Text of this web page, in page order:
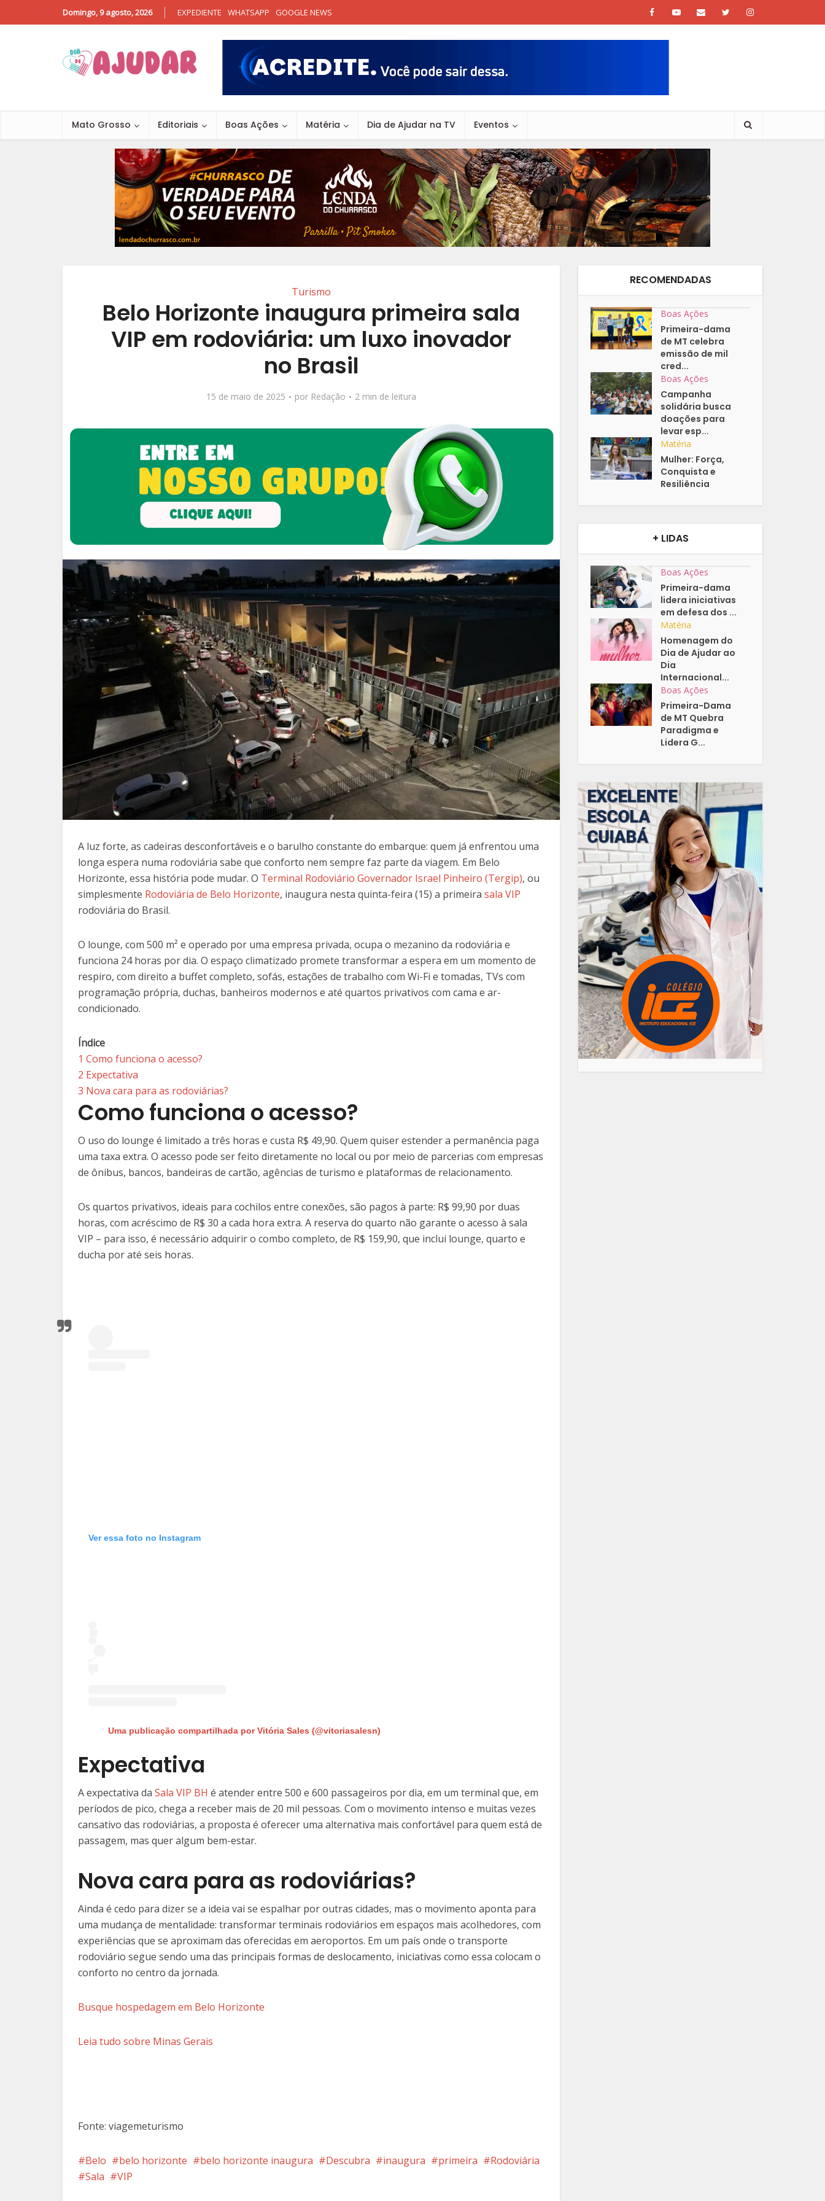
Domingo, 9 agosto, 2026 EXPEDIENTE WHATSAPP GOOGLE NEWS
Mato Grosso Editoriais Boas Ações Matéria Dia de Ajudar na TV Eventos
Turismo
Belo Horizonte inaugura primeira sala
VIP em rodoviária: um luxo inovador
no Brasil
15 de maio de 2025 por Redação 2 min de leitura
A luz forte, as cadeiras desconfortáveis e o barulho constante do embarque: quem já enfrentou uma
longa espera numa rodoviária sabe que conforto nem sempre faz parte da viagem. Em Belo
Horizonte, essa história pode mudar. O Terminal Rodoviário Governador Israel Pinheiro (Tergip), ou
simplesmente Rodoviária de Belo Horizonte, inaugura nesta quinta-feira (15) a primeira sala VIP
rodoviária do Brasil.
O lounge, com 500 m² e operado por uma empresa privada, ocupa o mezanino da rodoviária e
funciona 24 horas por dia. O espaço climatizado promete transformar a espera em um momento de
respiro, com direito a buffet completo, sofás, estações de trabalho com Wi-Fi e tomadas, TVs com
programação própria, duchas, banheiros modernos e até quartos privativos com cama e ar-
condicionado.
Índice
1 Como funciona o acesso?
2 Expectativa
3 Nova cara para as rodoviárias?
Como funciona o acesso?
O uso do lounge é limitado a três horas e custa R$ 49,90. Quem quiser estender a permanência paga
uma taxa extra. O acesso pode ser feito diretamente no local ou por meio de parcerias com empresas
de ônibus, bancos, bandeiras de cartão, agências de turismo e plataformas de relacionamento.
Os quartos privativos, ideais para cochilos entre conexões, são pagos à parte: R$ 99,90 por duas
horas, com acréscimo de R$ 30 a cada hora extra. A reserva do quarto não garante o acesso à sala
VIP – para isso, é necessário adquirir o combo completo, de R$ 159,90, que inclui lounge, quarto e
ducha por até seis horas.
Ver essa foto no Instagram
Uma publicação compartilhada por Vitória Sales (@vitoriasalesn)
Expectativa
A expectativa da Sala VIP BH é atender entre 500 e 600 passageiros por dia, em um terminal que, em
períodos de pico, chega a receber mais de 20 mil pessoas. Com o movimento intenso e muitas vezes
cansativo das rodoviárias, a proposta é oferecer uma alternativa mais confortável para quem está de
passagem, mas quer algum bem-estar.
Nova cara para as rodoviárias?
Ainda é cedo para dizer se a ideia vai se espalhar por outras cidades, mas o movimento aponta para
uma mudança de mentalidade: transformar terminais rodoviários em espaços mais acolhedores, com
experiências que se aproximam das oferecidas em aeroportos. Em um país onde o transporte
rodoviário segue sendo uma das principais formas de deslocamento, iniciativas como essa colocam o
conforto no centro da jornada.
Busque hospedagem em Belo Horizonte
Leia tudo sobre Minas Gerais
Fonte: viagemeturismo
Belo belo horizonte belo horizonte inaugura Descubra inaugura primeira
Rodoviária
Sala
VIP
RECOMENDADAS
Boas Ações
Primeira-dama
de MT celebra
emissão de mil
cred...
Boas Ações
Campanha
solidária busca
doações para
levar esp...
Matéria
Mulher: Força,
Conquista e
Resiliência
+ LIDAS
Boas Ações
Primeira-dama
lidera iniciativas
em defesa dos ...
Matéria
Homenagem do
Dia de Ajudar ao
Dia
Internacional...
Boas Ações
Primeira-Dama
de MT Quebra
Paradigma e
Lidera G...